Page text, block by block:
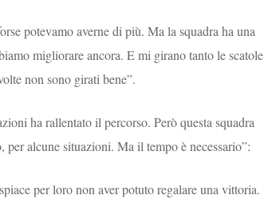
potevamo averne di più. Ma la squadra ha una
migliorare ancora. E mi girano tanto le scatole
non sono girati bene”.
ha rallentato il percorso. Però questa squadra
per alcune situazioni. Ma il tempo è necessario”:
per loro non aver potuto regalare una vittoria.